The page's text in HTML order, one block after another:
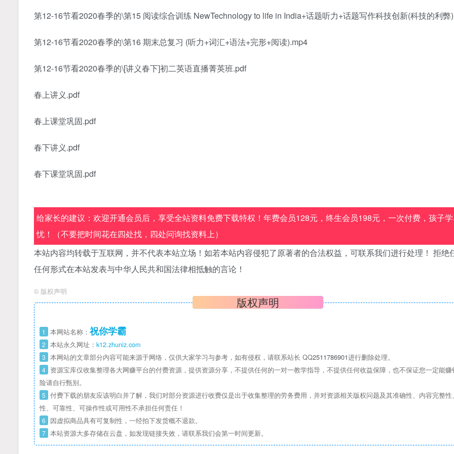
第12-16节看2020春季的\第15 阅读综合训练 NewTechnology to life in India+话题听力+话题写作科技创新(科技的利弊
第12-16节看2020春季的\第16 期末总复习 (听力+词汇+语法+完形+阅读).mp4
第12-16节看2020春季的\[讲义春下]初二英语直播菁英班.pdf
春上讲义.pdf
春上课堂巩固.pdf
春下讲义.pdf
春下课堂巩固.pdf
给家长的建议：欢迎开通会员后，享受全站资料免费下载特权！年费会员128元，终生会员198元，一次付费，孩子
忧！（不要把时间花在四处找，四处问询找资料上）
本站内容均转载于互联网，并不代表本站立场！如若本站内容侵犯了原著者的合法权益，可联系我们进行处理！ 拒绝
任何形式在本站发表与中华人民共和国法律相抵触的言论！
© 版权声明
版权声明
1 本网站名称： 祝你学霸
2 本站永久网址： k12.zhuniz.com
3 本网站的文章部分内容可能来源于网络，仅供大家学习与参考，如有侵权，请联系站长 QQ2511786901进行删除处理。
4 资源宝库仅收集整理各大网赚平台的付费资源，提供资源分享，不提供任何的一对一教学指导，不提供任何收益保障，也不保证您一定能赚
险请自行甄别。
5 付费下载的朋友应该明白并了解，我们对部分资源进行收费仅是出于收集整理的劳务费用，并对资源相关版权问题及其准确性、内容完整性
性、可靠性、可操作性或可用性不承担任何责任！
6 因虚拟商品具有可复制性，一经拍下发货概不退款。
7 本站资源大多存储在云盘，如发现链接失效，请联系我们会第一时间更新。